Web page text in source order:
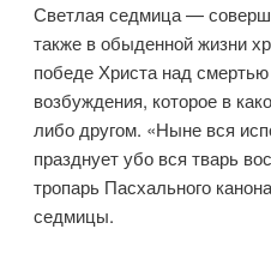
Светлая седмица —
также в обыденной жизни
победе Христа над смертью
возбуждения, которое в
либо другом. «Ныне вся
празднует убо вся тварь
тропарь Пасхального
седмицы.